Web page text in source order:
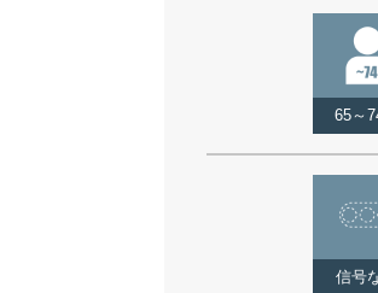
65～
信号